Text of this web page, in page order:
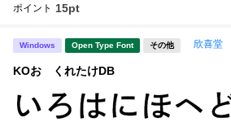
ポイント 15pt
Windows Open Type Font その他 欣喜堂
KOおゝくれたけDB